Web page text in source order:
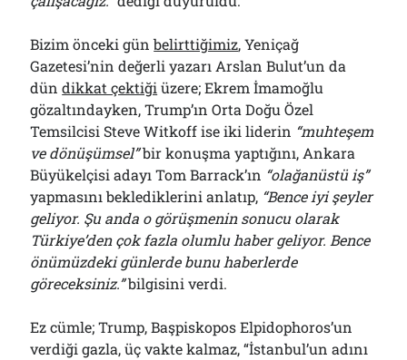
Bizim önceki günbelirttiğimiz, Yeniçağ
Gazetesi’nin değerli yazarı Arslan Bulut’un da
dündikkat çektiği üzere; Ekrem İmamoğlu
gözaltındayken, Trump’ın Orta Doğu Özel
Temsilcisi Steve Witkoff ise iki liderin “muhteşem
ve dönüşümsel”bir konuşma yaptığını, Ankara
Büyükelçisi adayı Tom Barrack’ın “olağanüstü iş”
yapmasını beklediklerini anlatıp, “Bence iyi şeyler
geliyor. Şu anda o görüşmenin sonucu olarak
Türkiye’den çok fazla olumlu haber geliyor. Bence
önümüzdeki günlerde bunu haberlerde
göreceksiniz.”bilgisini verdi.
Ez cümle; Trump, Başpiskopos Elpidophoros’un
verdiği gazla, üç vakte kalmaz, “İstanbul’un adını